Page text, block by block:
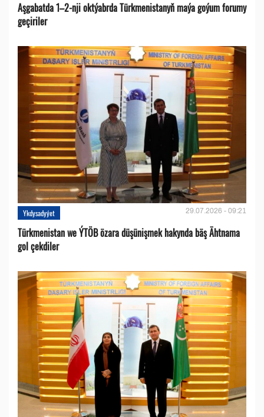
Aşgabatda 1–2-nji oktýabrda Türkmenistanyň maýa goýum forumy
geçiriler
Ykdysadyýet 29.07.2026 - 09:21
Türkmenistan we ÝTÖB özara düşünişmek hakynda bäş Ähtnama
gol çekdiler